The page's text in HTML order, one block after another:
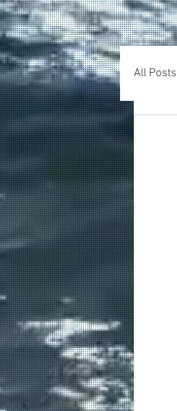
All Posts